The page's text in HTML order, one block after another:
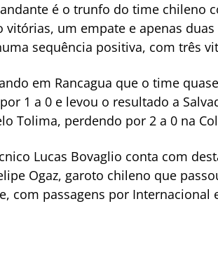
é o trunfo do time chileno
vitórias, um empate e apenas
sequência positiva, com três
em Rancagua que o time
1 a 0 e levou o resultado a
Tolima, perdendo por 2 a 0 na
Lucas Bovaglio conta com
Ogaz, garoto chileno que
com passagens por Internacional